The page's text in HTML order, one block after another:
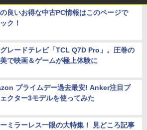
良いお得な中古PC情報はこのページで
ク！
レードテレビ「TCL Q7D Pro」。圧巻の
で映画＆ゲームが極上体験に
プライムデー過去最安! Anker注目プ
クター3モデルを使ってみた
ミラーレス一眼の大特集！ 見どころ記事